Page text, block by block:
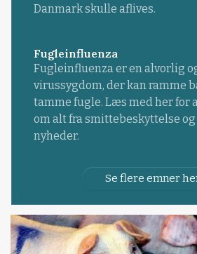
Danmark skulle aflives.
Fugleinfluenza
Fugleinfluenza er en alvorlig
virussygdom, der kan ramme
tamme fugle. Læs med her for
om alt fra smittebeskyttelse
nyheder.
Se flere emner